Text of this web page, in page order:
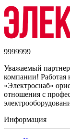
9999999
Уважаемый
компании! Работая
«Электроснаб»
отношения с
Информация